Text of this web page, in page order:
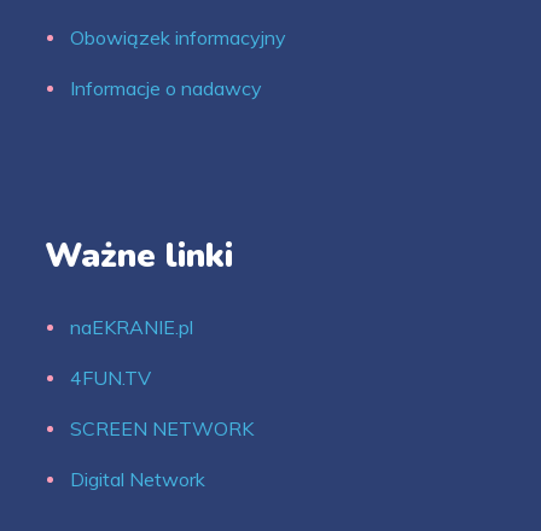
Obowiązek informacyjny
Informacje o nadawcy
Ważne linki
naEKRANIE.pl
4FUN.TV
SCREEN NETWORK
Digital Network